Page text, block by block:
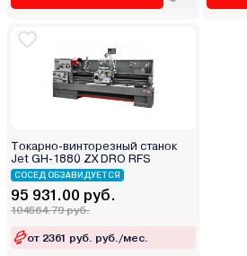
Токарно-винторезный станок
Jet GH-1880 ZX DRO RFS
СОСЕД ОБЗАВИДУЕТСЯ
95 931.00 руб.
104564.79 руб.
от 2361 руб. руб./мес.